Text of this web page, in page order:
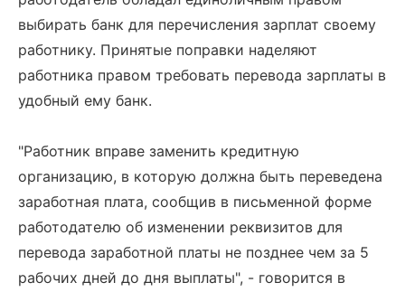
выбирать банк для перечисления зарплат своему
работнику. Принятые поправки наделяют
работника правом требовать перевода зарплаты в
удобный ему банк.
"Работник вправе заменить кредитную
организацию, в которую должна быть переведена
заработная плата, сообщив в письменной форме
работодателю об изменении реквизитов для
перевода заработной платы не позднее чем за 5
рабочих дней до дня выплаты", - говорится в